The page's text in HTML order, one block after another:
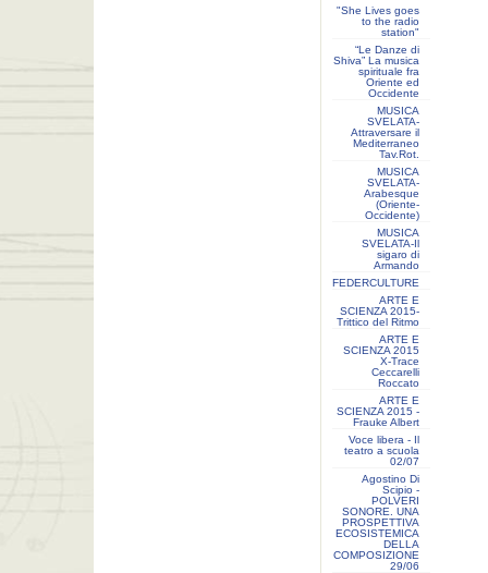
"She Lives goes
to the radio
station"
“Le Danze di
Shiva” La musica
spirituale fra
Oriente ed
Occidente
MUSICA
SVELATA-
Attraversare il
Mediterraneo
Tav.Rot.
MUSICA
SVELATA-
Arabesque
(Oriente-
Occidente)
MUSICA
SVELATA-Il
sigaro di
Armando
FEDERCULTURE
ARTE E
SCIENZA 2015-
Trittico del Ritmo
ARTE E
SCIENZA 2015
X-Trace
Ceccarelli
Roccato
ARTE E
SCIENZA 2015 -
Frauke Albert
Voce libera - Il
teatro a scuola
02/07
Agostino Di
Scipio -
POLVERI
SONORE. UNA
PROSPETTIVA
ECOSISTEMICA
DELLA
COMPOSIZIONE
29/06